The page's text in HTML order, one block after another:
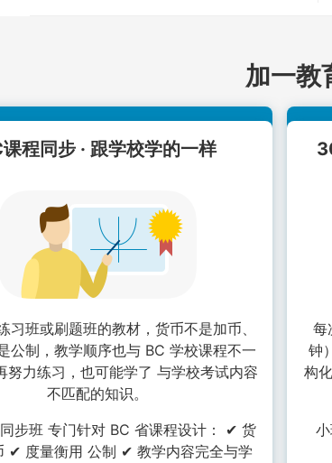
加一教
程同步 · 跟学校学的一样
习班或刷题班的教材，货币不是加币、
公制，教学顺序也与 BC 学校课程不一
努力练习，也可能学了 与学校考试内容
不匹配的知识。
步班 专门针对 BC 省课程设计： ✔ 货
✔ 度量衡用 公制 ✔ 教学内容完全与学
每
钟
构